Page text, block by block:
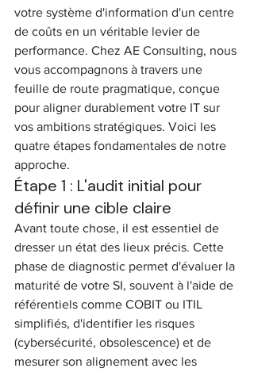
votre système d'information d'un centre
de coûts en un véritable levier de
performance. Chez AE Consulting, nous
vous accompagnons à travers une
feuille de route pragmatique, conçue
pour aligner durablement votre IT sur
vos ambitions stratégiques. Voici les
quatre étapes fondamentales de notre
approche.
Étape 1 : L'audit initial pour
définir une cible claire
Avant toute chose, il est essentiel de
dresser un état des lieux précis. Cette
phase de diagnostic permet d'évaluer la
maturité de votre SI, souvent à l'aide de
référentiels comme COBIT ou ITIL
simplifiés, d'identifier les risques
(cybersécurité, obsolescence) et de
mesurer son alignement avec les